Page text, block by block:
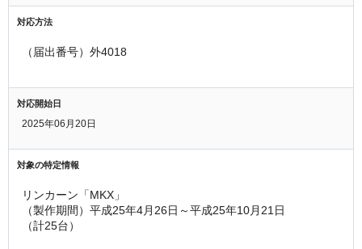
対応方法
（届出番号）外4018
対応開始日
2025年06月20日
対象の特定情報
リンカーン「MKX」
（製作期間）平成25年4月26日～平成25年10月21日
（計25台）